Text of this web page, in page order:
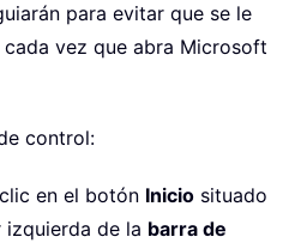
para evitar que se le
vez que abra Microsoft
control:
en el botón Inicio situado
izquierda de la barra de